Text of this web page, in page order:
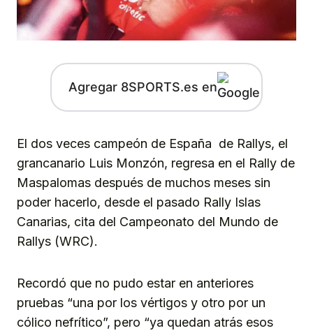
Agregar 8SPORTS.es en
El dos veces campeón de España de Rallys, el
grancanario Luis Monzón, regresa en el Rally de
Maspalomas después de muchos meses sin
poder hacerlo, desde el pasado Rally Islas
Canarias, cita del Campeonato del Mundo de
Rallys (WRC).
Recordó que no pudo estar en anteriores
pruebas “una por los vértigos y otro por un
cólico nefrítico”, pero “ya quedan atrás esos